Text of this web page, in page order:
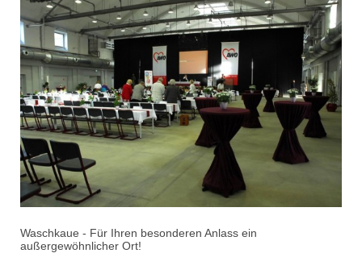
Waschkaue - Für Ihren besonderen Anlass ein
außergewöhnlicher Ort!